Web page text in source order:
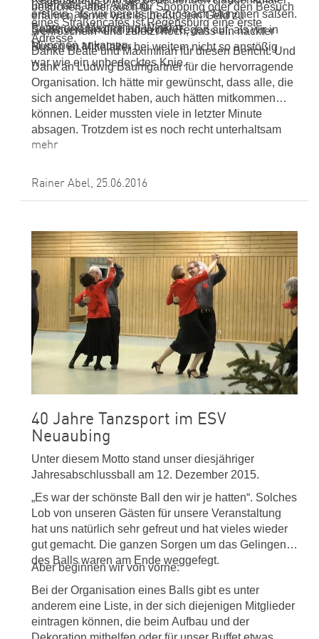
erfahren, ferner was es heißt, sein Geld zu
„verfröscheln“ und zuletzt noch, dass ein nackter
Busen im Mittelalter bei weitem nicht so anstößig
war wie ein unbedecktes Knie.
besuchen, aber auch für Shopping oder den Besuch
eines Straßencafés ist Regensburg eine erste
Adresse.
erst ein, als wir bereits im Zug nach München saßen.
Selbstverständlich hörte der Regen auf, als wir in
München ankamen.
unterhaltsamer Ausflug.
Beate und Maximilian Winkler
Danke Beate und Maximilian für diesen Bericht. Und
Dank an Ludwig Baumgartner für die hervorragende
Organisation. Ich hätte mir gewünscht, dass alle, die
sich angemeldet haben, auch hätten mitkommen
können. Leider mussten viele in letzter Minute
absagen. Trotzdem ist es noch recht unterhaltsam
geworden.
mehr
Rainer Abel, 25.06.2016
40 Jahre Tanzsport im ESV
Neuaubing
Unter diesem Motto stand unser diesjähriger
Jahresabschlussball am 12. Dezember 2015.
„Es war der schönste Ball den wir je hatten“. Solches
Lob von unseren Gästen für unsere Veranstaltung
hat uns natürlich sehr gefreut und hat vieles wieder
gut gemacht. Die ganzen Sorgen um das Gelingen
des Balls waren am Ende weggefegt.
Aber beginnen wir von vorne:
Bei der Organisation eines Balls gibt es unter
anderem eine Liste, in der sich diejenigen Mitglieder
eintragen können, die beim Aufbau und der